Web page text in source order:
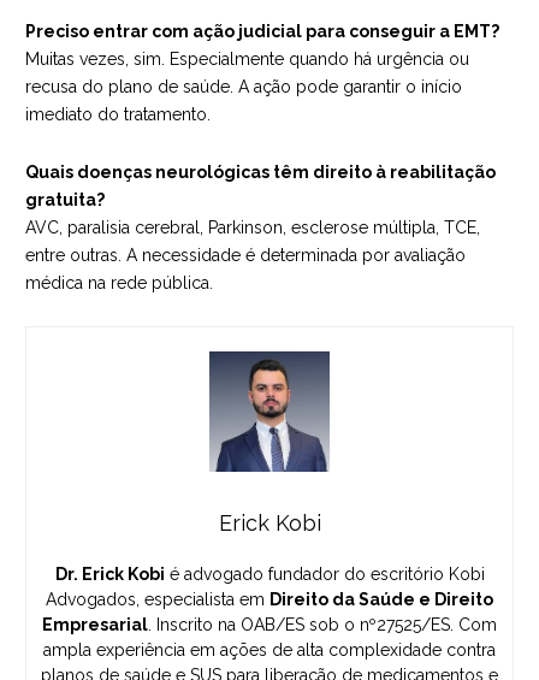
Preciso entrar com ação judicial para conseguir a EMT?
Muitas vezes, sim. Especialmente quando há urgência ou
recusa do plano de saúde. A ação pode garantir o início
imediato do tratamento.
Quais doenças neurológicas têm direito à reabilitação
gratuita?
AVC, paralisia cerebral, Parkinson, esclerose múltipla, TCE,
entre outras. A necessidade é determinada por avaliação
médica na rede pública.
Erick Kobi
Dr. Erick Kobi é advogado fundador do escritório Kobi
Advogados, especialista em Direito da Saúde e Direito
Empresarial. Inscrito na OAB/ES sob o nº27525/ES. Com
ampla experiência em ações de alta complexidade contra
planos de saúde e SUS para liberação de medicamentos e